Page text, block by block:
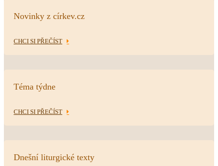
Novinky z církev.cz
CHCI SI PŘEČÍST
Téma týdne
CHCI SI PŘEČÍST
Dnešní liturgické texty